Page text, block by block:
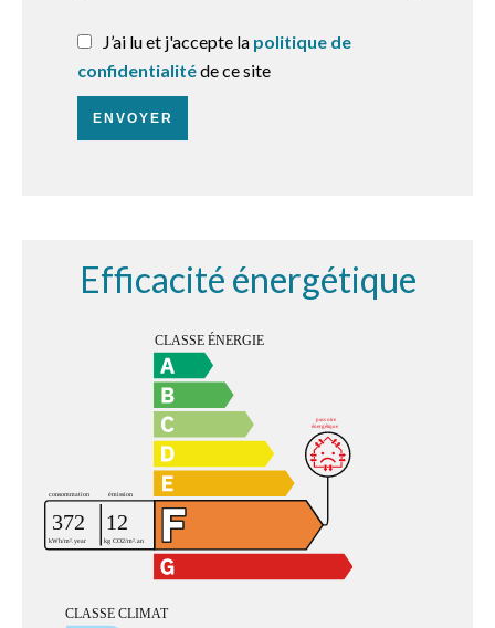
J’ai lu et j'accepte la politique de
confidentialitéde ce site
ENVOYER
Efficacité énergétique